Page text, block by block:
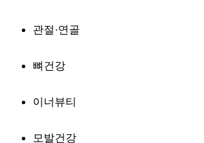
관절·연골
뼈건강
이너뷰티
모발건강